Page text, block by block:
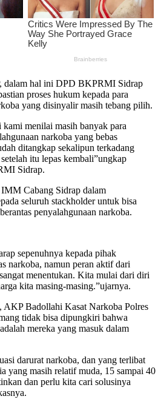
dalam hal ini DPD BKPRMI Sidrap
proses hukum kepada para
yang disinyalir masih tebang pilih.
menilai masih banyak para
narkoba yang bebas
ditangkap sekalipun terkadang
itu lepas kembali”ungkap
Sidrap.
Cabang Sidrap dalam
seluruh stackholder untuk bisa
penyalahgunaan narkoba.
sepenuhnya kepada pihak
narkoba, namun peran aktif dari
menentukan. Kita mulai dari diri
kita masing-masing.”ujarnya.
AKP Badollahi Kasat Narkoba Polres
tidak bisa dipungkiri bahwa
mereka yang masuk dalam
darurat narkoba, dan yang terlibat
yang masih relatif muda, 15 sampai 40
dan perlu kita cari solusinya